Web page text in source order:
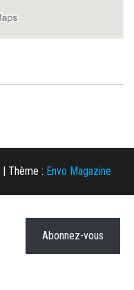
| Thème : Envo Magazine
Abonnez-vous